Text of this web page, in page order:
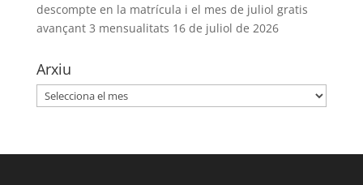
descompte en la matrícula i el mes de juliol gratis
avançant 3 mensualitats 16 de juliol de 2026
Arxiu
Arxiu